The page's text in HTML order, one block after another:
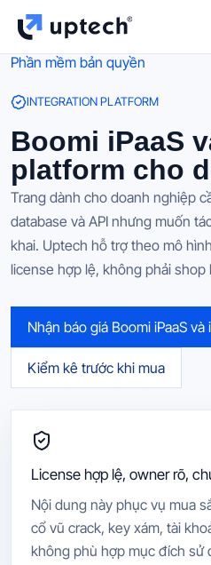
Phần mềm bản quyền
INTEGRATION PLATFORM
Boomi iPaaS
platform cho
Trang dành cho doanh nghiệp
database và API nhưng muốn
khai. Uptech hỗ trợ theo mô
license hợp lệ, không phải shop
Nhận báo giá Boomi iPaaS
Kiểm kê trước khi mua
License hợp lệ, owner rõ,
Nội dung này phục vụ mua
cổ vũ crack, key xám, tài
không phù hợp mục đích sử